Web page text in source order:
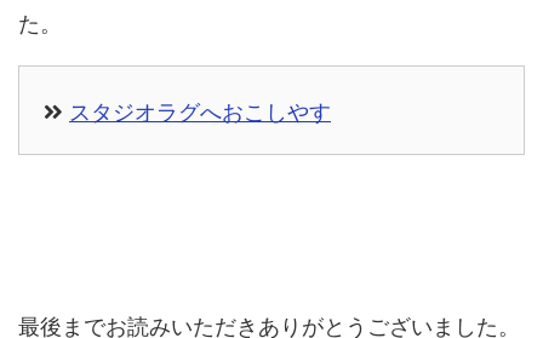
た。
スタジオラグへおこしやす
最後までお読みいただきありがとうございました。